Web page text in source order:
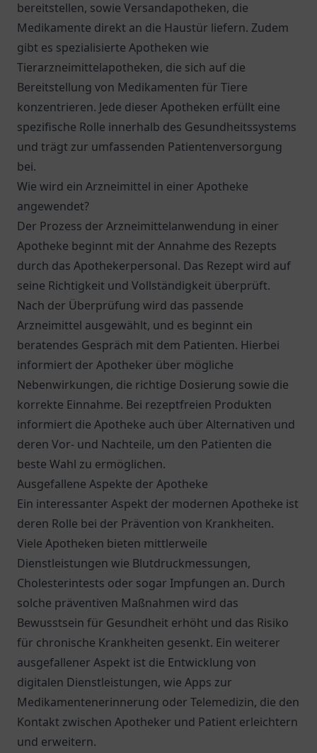
bereitstellen, sowie Versandapotheken, die
Medikamente direkt an die Haustür liefern. Zudem
gibt es spezialisierte Apotheken wie
Tierarzneimittelapotheken, die sich auf die
Bereitstellung von Medikamenten für Tiere
konzentrieren. Jede dieser Apotheken erfüllt eine
spezifische Rolle innerhalb des Gesundheitssystems
und trägt zur umfassenden Patientenversorgung
bei.
Wie wird ein Arzneimittel in einer Apotheke
angewendet?
Der Prozess der Arzneimittelanwendung in einer
Apotheke beginnt mit der Annahme des Rezepts
durch das Apothekerpersonal. Das Rezept wird auf
seine Richtigkeit und Vollständigkeit überprüft.
Nach der Überprüfung wird das passende
Arzneimittel ausgewählt, und es beginnt ein
beratendes Gespräch mit dem Patienten. Hierbei
informiert der Apotheker über mögliche
Nebenwirkungen, die richtige Dosierung sowie die
korrekte Einnahme. Bei rezeptfreien Produkten
informiert die Apotheke auch über Alternativen und
deren Vor- und Nachteile, um den Patienten die
beste Wahl zu ermöglichen.
Ausgefallene Aspekte der Apotheke
Ein interessanter Aspekt der modernen Apotheke ist
deren Rolle bei der Prävention von Krankheiten.
Viele Apotheken bieten mittlerweile
Dienstleistungen wie Blutdruckmessungen,
Cholesterintests oder sogar Impfungen an. Durch
solche präventiven Maßnahmen wird das
Bewusstsein für Gesundheit erhöht und das Risiko
für chronische Krankheiten gesenkt. Ein weiterer
ausgefallener Aspekt ist die Entwicklung von
digitalen Dienstleistungen, wie Apps zur
Medikamentenerinnerung oder Telemedizin, die den
Kontakt zwischen Apotheker und Patient erleichtern
und erweitern.